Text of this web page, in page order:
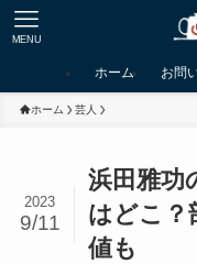
MENU
ホーム お問
ホーム 芸人
浜田雅功
はどこ？
値も
2023
9/11